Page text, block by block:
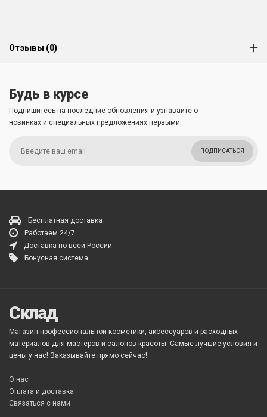
Отзывы (0)
Будь в курсе
Подпишитесь на последние обновления и узнавайте о
новинках и специальных предложениях первыми
ПОДПИСАТЬСЯ
Бесплатная доставка
Работаем 24/7
Доставка по всей России
Бонусная система
Склад
Магазин профессиональной косметики, аксессуаров и расходных
материалов для мастеров и салонов красоты. Самые лучшие условия и
цены у нас! Заказывайте прямо сейчас!
О нас
Оплата и доставка
Связаться с нами